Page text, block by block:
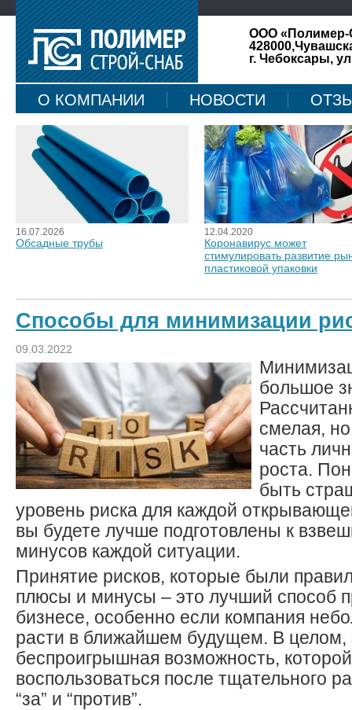
ООО «Полимер-
г. Чебоксары,
О КОМПАНИИ НОВОСТИ
КАРТА САЙТА
16.07.2026
Обсадные трубы
12.04.2020
Коронавирус может
стимулировать развитие
пластиковой упаковки
Способы для минимизации
09.03.2022
большое
смелая,
часть
роста.
быть
уровень риска для каждой
вы будете лучше подготовлены к
минусов каждой ситуации.
Принятие рисков, которые были
плюсы и минусы – это лучший способ
бизнесе, особенно если компания
расти в ближайшем будущем. В целом,
беспроигрышная возможность,
воспользоваться после тщательного
“за” и “против”.